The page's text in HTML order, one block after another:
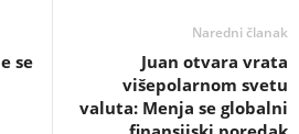
se
Naredni članak
Juan otvara vrata
višepolarnom svetu
valuta: Menja se globalni